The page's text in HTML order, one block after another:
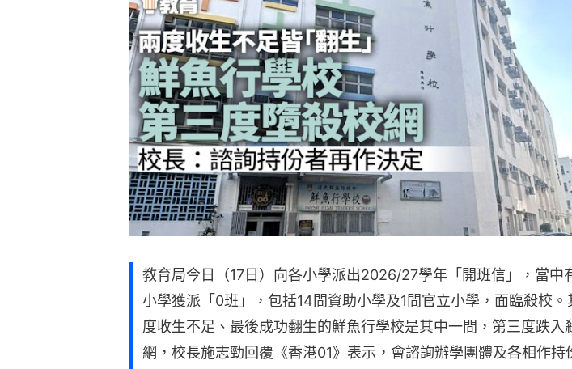
教育局今日（17日）向各小學派出2026/27學年「開班信」，當中
小學獲派「0班」，包括14間資助小學及1間官立小學，面臨殺校。
度收生不足、最後成功翻生的鮮魚行學校是其中一間，第三度跌入
網，校長施志勁回覆《香港01》表示，會諮詢辦學團體及各相作持